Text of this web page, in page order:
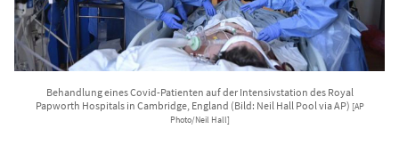
Behandlung eines Covid-Patienten auf der Intensivstation des Royal
Papworth Hospitals in Cambridge, England (Bild: Neil Hall Pool via AP) [AP
Photo/Neil Hall]